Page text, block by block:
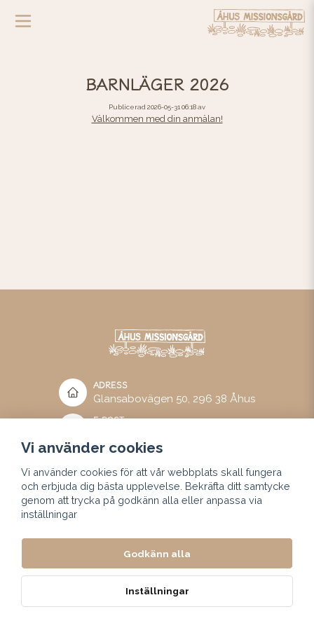
BARNLÄGER 2026
Publicerad 2026-05-31 06:18 av
Välkommen med din anmälan!
ADRESS
Glansabovägen 50, 296 38 Åhus
E-POST
TELEFON
+46 (0) 44 24 75 55
Bankgiro Missionsgården:142-5917
Swish Missionsgården:
Swish Camping:123 511 07 05
Copyright 2025 © All rights Reserved.
Vi använder cookies
Vi använder cookies för att vår webbplats skall fungera
och erbjuda dig bästa upplevelse. Bekräfta ditt samtycke
genom att trycka på godkänn alla eller anpassa via
inställningar
Godkänn alla
Inställningar